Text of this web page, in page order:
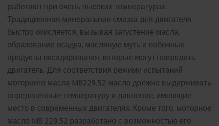
работают при очень высоких температурах.
Традиционная минеральная смазка для двигателя
быстро окисляется, вызывая загустение масла,
образование осадка, масляную муть и побочные
продукты оксидирования, которые могут повредить
двигатель. Для соответствия режиму испытаний
моторного масла MB229.52 масло должно выдерживать
определённые температуру и давление, имеющие
место в современных двигателях. Кроме того, моторное
масло MB 229.52 разработано с возможностью его